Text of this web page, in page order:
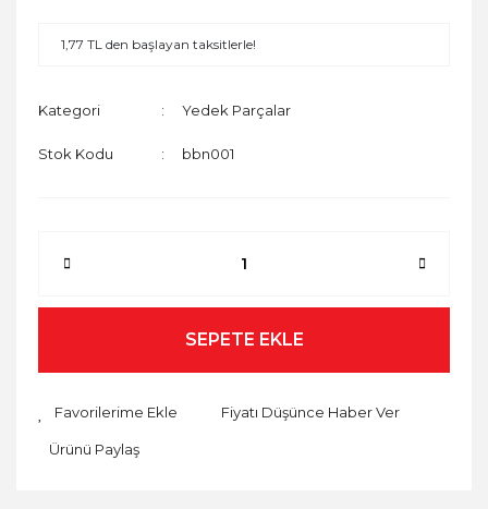
1,77 TL den başlayan taksitlerle!
Kategori Yedek Parçalar
Stok Kodu bbn001
SEPETE EKLE
Fiyatı Düşünce Haber Ver
Ürünü Paylaş